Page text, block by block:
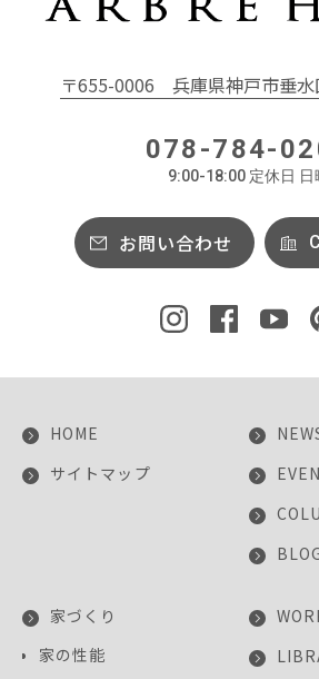
〒655-0006 兵庫県神戸市垂
078-784-
9:00-18:00 定休日 日
お問い合わせ
HOME
サイトマップ
家づくり
家の性能